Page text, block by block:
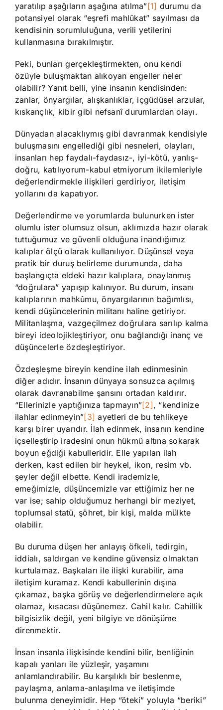
yaratılıp aşağıların aşağına atılma”[1] durumu da
potansiyel olarak “eşrefi mahlûkat” sayılması da
kendisinin sorumluluğuna, verili yetilerini
kullanmasına bırakılmıştır.
Peki, bunları gerçekleştirmekten, onu kendi
özüyle buluşmaktan alıkoyan engeller neler
olabilir? Yanıt belli, yine insanın kendisinden:
zanlar, önyargılar, alışkanlıklar, içgüdüsel arzular,
kıskançlık, kibir gibi nefsanî durumlardan olayı.
Dünyadan alacaklıymış gibi davranmak kendisiyle
buluşmasını engellediği gibi nesneleri, olayları,
insanları hep faydalı-faydasız-, iyi-kötü, yanlış-
doğru, katılıyorum-kabul etmiyorum ikilemleriyle
değerlendirmekle ilişkileri gerdiriyor, iletişim
yollarını da kapatıyor.
Değerlendirme ve yorumlarda bulunurken ister
olumlu ister olumsuz olsun, aklımızda hazır olarak
tuttuğumuz ve güvenli olduğuna inandığımız
kalıplar ölçü olarak kullanılıyor. Düşünsel veya
pratik bir duruş belirleme durumunda, daha
başlangıçta eldeki hazır kalıplara, onaylanmış
“doğrulara” yapışıp kalınıyor. Bu durum, insanı
kalıplarının mahkûmu, önyargılarının bağımlısı,
kendi düşüncelerinin militanı haline getiriyor.
Militanlaşma, vazgeçilmez doğrulara sarılıp kalma
bireyi ideolojikleştiriyor, onu bağlandığı inanç ve
düşüncelerle özdeşleştiriyor.
Özdeşleşme bireyin kendine ilah edinmesinin
diğer adıdır. İnsanın dünyaya sonsuzca açılmış
olarak davranabilme şansını ortadan kaldırır.
“Ellerinizle yaptığınıza tapmayın”[2], “kendinize
ilahlar edinmeyin”[3] ayetleri de bu tehlikeye
karşı birer uyarıdır. İlah edinmek, insanın kendine
içselleştirip iradesini onun hükmü altına sokarak
boyun eğdiği kabulleridir. Elle yapılan ilah
derken, kast edilen bir heykel, ikon, resim vb.
şeyler değil elbette. Kendi irademizle,
emeğimizle, düşüncemizle var ettiğimiz her ne
var ise; sahip olduğumuz herhangi bir meziyet,
toplumsal statü, şöhret, bir kişi, malda mülkte
olabilir.
Bu duruma düşen her anlayış öfkeli, tedirgin,
iddialı, saldırgan ve kendine güvensiz olmaktan
kurtulamaz. Başkaları ile ilişki kurabilir, ama
iletişim kuramaz. Kendi kabullerinin dışına
çıkamaz, başka görüş ve değerlendirmelere açık
olamaz, kısacası düşünemez. Cahil kalır. Cahillik
bilgisizlik değil, yeni bilgiye ve dönüşüme
direnmektir.
İnsan insanla ilişkisinde kendini bilir, benliğinin
kapalı yanları ile yüzleşir, yaşamını
anlamlandırabilir. Bu karşılıklı bir beslenme,
paylaşma, anlama-anlaşılma ve iletişimde
bulunma deneyimidir. Hep “öteki” yoluyla “beriki”